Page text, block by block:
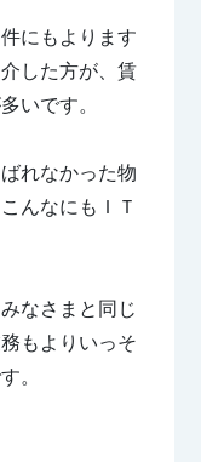
にもよります
した方が、賃
いです。
れなかった物
んなにもＩＴ
なさまと同じ
もよりいっそ
。